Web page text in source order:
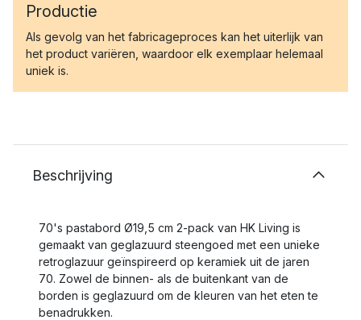
Productie
Als gevolg van het fabricageproces kan het uiterlijk van
het product variëren, waardoor elk exemplaar helemaal
uniek is.
Beschrijving
70's pastabord Ø19,5 cm 2-pack van HK Living is
gemaakt van geglazuurd steengoed met een unieke
retroglazuur geïnspireerd op keramiek uit de jaren
70. Zowel de binnen- als de buitenkant van de
borden is geglazuurd om de kleuren van het eten te
benadrukken.